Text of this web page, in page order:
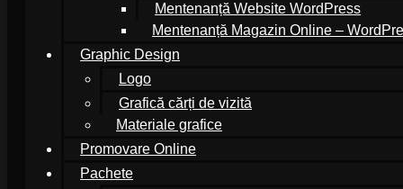
Mentenanță Website WordPress
Mentenanță Magazin Online –
Graphic Design
Logo
Grafică cărți de vizită
Materiale grafice
Promovare Online
Pachete